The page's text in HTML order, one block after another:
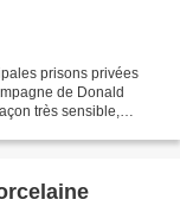
prisons privées
de Donald
très sensible,